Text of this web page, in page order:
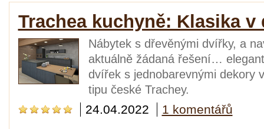
Trachea kuchyně: Klasika v
Nábytek s dřevěnými dvířky, a
aktuálně žádaná řešení…
dvířek s jednobarevnými dekory
tipu české Trachey.
24.04.2022 1 komentářů